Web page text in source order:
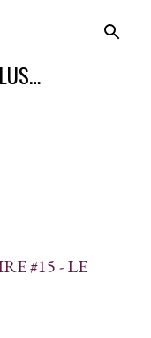
#15 - LE